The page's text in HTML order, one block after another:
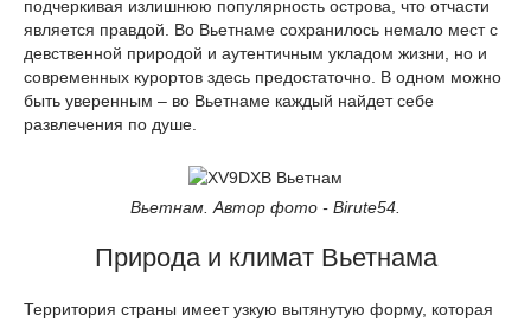
подчеркивая излишнюю популярность острова, что отчасти
является правдой. Во Вьетнаме сохранилось немало мест с
девственной природой и аутентичным укладом жизни, но и
современных курортов здесь предостаточно. В одном можно
быть уверенным – во Вьетнаме каждый найдет себе
развлечения по душе.
Вьетнам. Автор фото - Birute54.
Природа и климат Вьетнама
Территория страны имеет узкую вытянутую форму, которая